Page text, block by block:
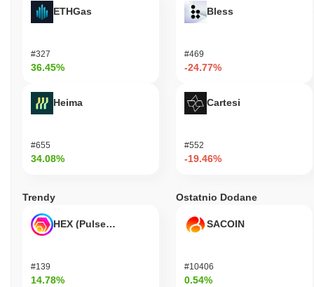
ETHGas
#327
36.45%
Heima
#655
34.08%
Bless
#469
-24.77%
Cartesi
#552
-19.46%
Trendy
HEX (Pulsechain)
#139
14.78%
Ostatnio Dodane
SACOIN
#10406
0.54%